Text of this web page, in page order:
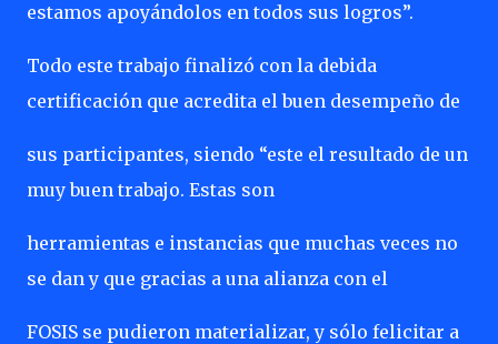
estamos apoyándolos en todos sus logros”.
Todo este trabajo finalizó con la debida
certificación que acredita el buen desempeño de
sus participantes, siendo “este el resultado de un
muy buen trabajo. Estas son
herramientas e instancias que muchas veces no
se dan y que gracias a una alianza con el
FOSIS se pudieron materializar, y sólo felicitar a